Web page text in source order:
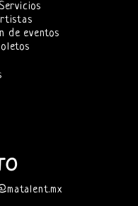
de eventos